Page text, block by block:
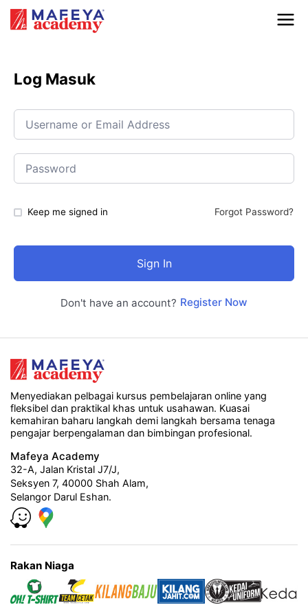
Log Masuk
Keep me signed in Forgot Password?
Sign In
Don't have an account? Register Now
Menyediakan pelbagai kursus pembelajaran online yang
fleksibel dan praktikal khas untuk usahawan. Kuasai
kemahiran baharu langkah demi langkah bersama tenaga
pengajar berpengalaman dan bimbingan profesional.
Mafeya Academy
32-A, Jalan Kristal J7/J,
Seksyen 7, 40000 Shah Alam,
Selangor Darul Eshan.
Rakan Niaga